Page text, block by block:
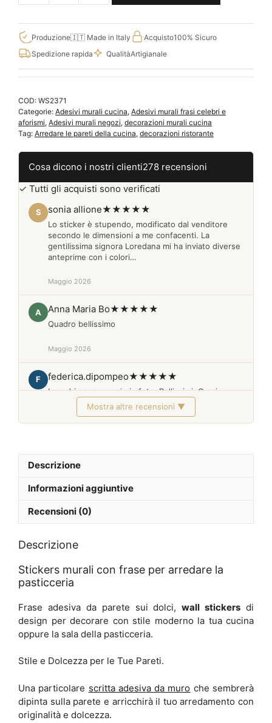
adesiva
da
parete
sui
stickers
cucina
WS2371
Produzione🇮🇹 Made in Italy Acquisto100% Sicuro
Spedizione rapida
QualitàArtigianale
COD: WS2371
Categorie: Adesivi murali cucina, Adesivi murali frasi celebri e
aforismi, Adesivi murali negozi, decorazioni murali cucina
Tag: Arredare le pareti della cucina, decorazioni ristorante
Cosa dicono i nostri clienti278 recensioni
✓ Tutti gli acquisti sono verificati
S sonia allione★★★★★
Lo sticker è stupendo, modificato dal venditore
secondo le dimensioni a me confacenti. La
gentilissima signora Loredana mi ha inviato diverse
anteprime con i colori…
Maggio 2026
A Anna Maria Bo★★★★★
Quadro bellissimo
Maggio 2026
F federica.dipompeo★★★★★
I quadri sono proprio in foto. Bellissimi. Grazie
Febbraio 2026
Mostra altre recensioni ▼
Descrizione
Informazioni aggiuntive
Recensioni (0)
Descrizione
Stickers murali con frase per arredare la
pasticceria
Frase adesiva da parete sui dolci,wall stickers di
design per decorare con stile moderno la tua cucina
oppure la sala della pasticceria.
Stile e Dolcezza per le Tue Pareti.
Una particolare scritta adesiva da muro che sembrerà
dipinta sulla parete e arricchirà il tuo arredamento con
originalità e dolcezza.